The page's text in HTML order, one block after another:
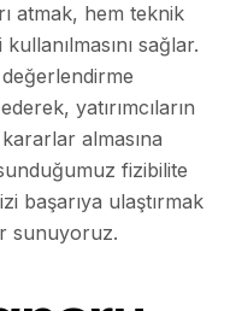
atmak, hem teknik
sağlar.
yatırımcıların
almasına
fizibilite
başarıya ulaştırmak
sunuyoruz.